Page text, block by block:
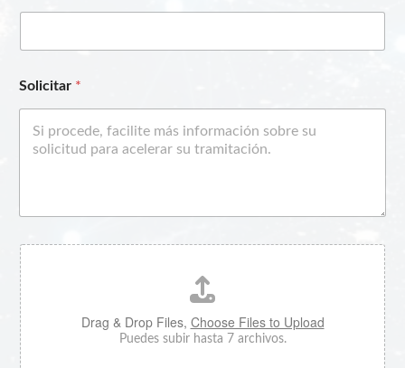
Solicitar *
C
a
r
g
a
d
e
Drag & Drop Files, Choose Files to Upload
Puedes subir hasta 7 archivos.